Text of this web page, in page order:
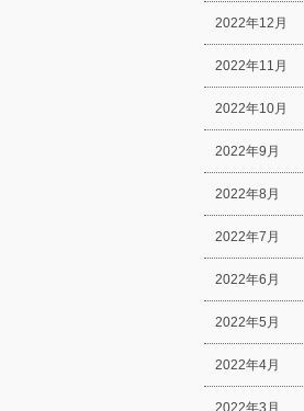
2022年12月
2022年11月
2022年10月
2022年9月
2022年8月
2022年7月
2022年6月
2022年5月
2022年4月
2022年3月